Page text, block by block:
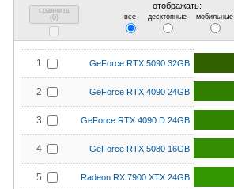
сравнить
(0)
отображать:
все десктопные мобильные
1 GeForce RTX 5090 32GB
2 GeForce RTX 4090 24GB
3 GeForce RTX 4090 D 24GB
4 GeForce RTX 5080 16GB
5 Radeon RX 7900 XTX 24GB